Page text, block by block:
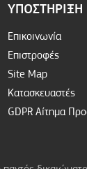
ΥΠΟΣΤΉΡΙΞΗ
Επικοινωνία
Επιστροφές
Site Map
Κατασκευαστές
GDPR Αίτημα